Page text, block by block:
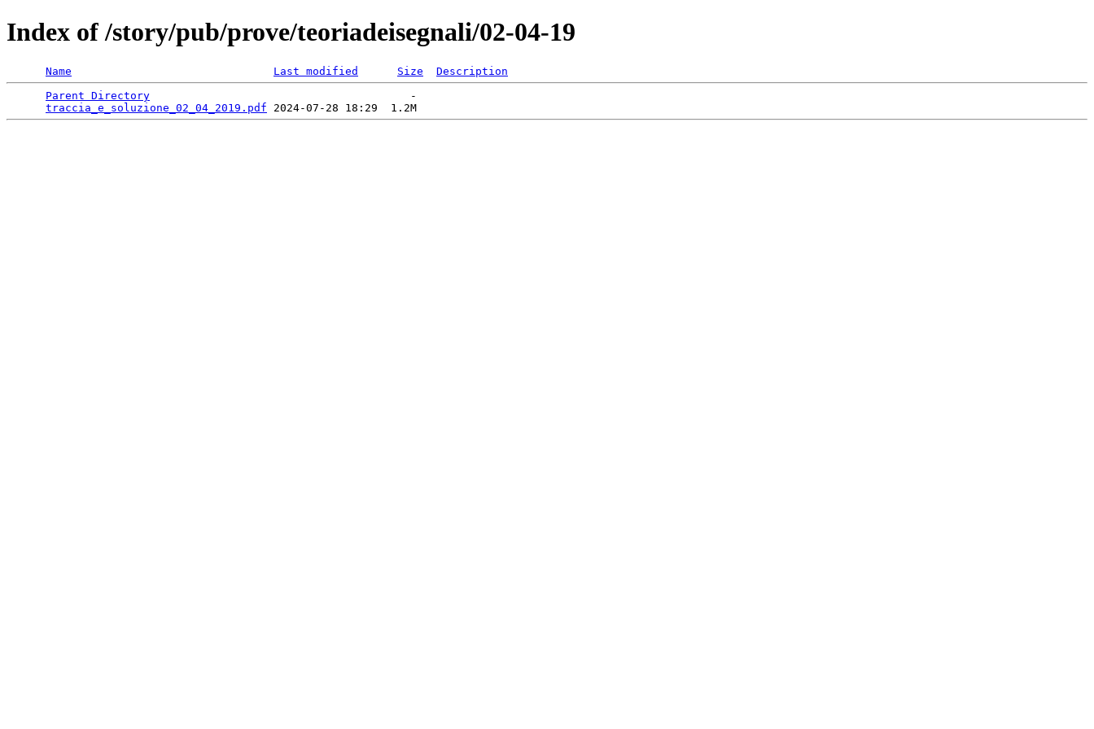
Index of /story/pub/prove/teoriadeisegnali/02-04-19
Name Last modified Size
Description
Parent Directory
                                        -
traccia_e_soluzione_02_04_2019.pdf